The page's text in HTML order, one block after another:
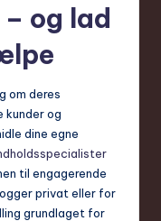
og lad
om deres
kunder og
dine egne
til engagerende
privat eller for
grundlaget for